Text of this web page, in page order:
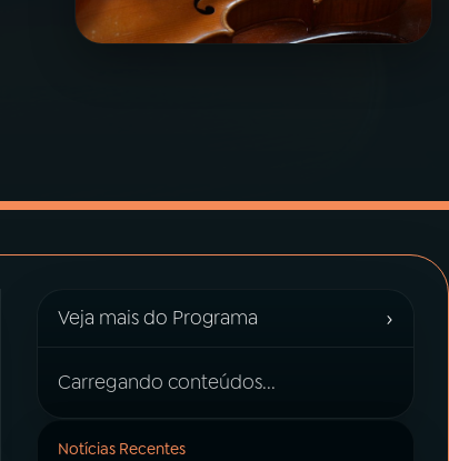
Veja mais do Programa ›
Carregando conteúdos...
Notícias Recentes